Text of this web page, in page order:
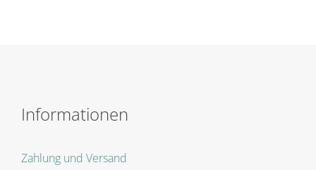
Informationen
Zahlung und Versand